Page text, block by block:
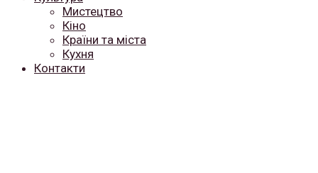
Мистецтво
Кіно
Країни та міста
Кухня
Контакти